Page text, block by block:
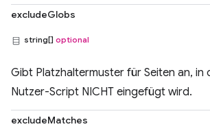
excludeGlobs
string[] optional
Gibt Platzhaltermuster für Seiten an, in
Nutzer-Script NICHT eingefügt wird.
excludeMatches